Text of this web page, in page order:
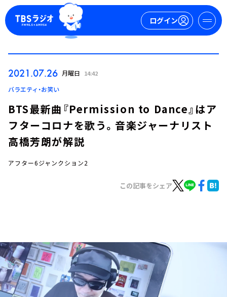
ログイン
ログイン
イベント・グッズ
YouTube
会社情報
2021.07.26 月曜日 14:42
バラエティ・お笑い
BTS最新曲『Permission to Dance』はア
フターコロナを歌う。音楽ジャーナリスト
高橋芳朗が解説
アフター6ジャンクション2
この記事をシェア